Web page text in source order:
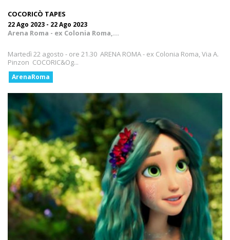
COCORICÒ TAPES
22 Ago 2023 - 22 Ago 2023
Arena Roma - ex Colonia Roma,...
Martedì 22 agosto - ore 21.30 ARENA ROMA - ex Colonia Roma, Via A.
Pinzon COCORIC&Og...
ArenaRoma